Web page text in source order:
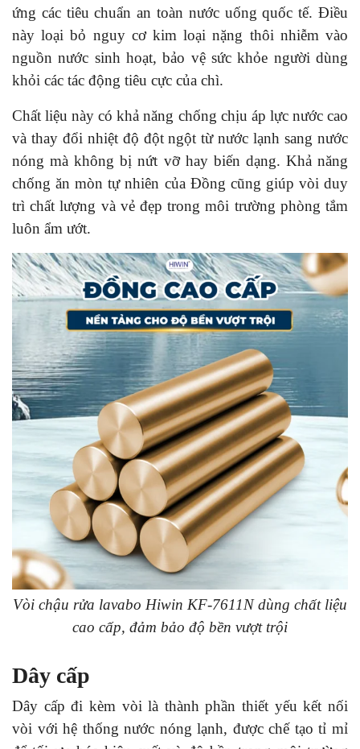
ứng các tiêu chuẩn an toàn nước uống quốc tế. Điều
này loại bỏ nguy cơ kim loại nặng thôi nhiễm vào
nguồn nước sinh hoạt, bảo vệ sức khỏe người dùng
khỏi các tác động tiêu cực của chì.
Chất liệu này có khả năng chống chịu áp lực nước cao
và thay đổi nhiệt độ đột ngột từ nước lạnh sang nước
nóng mà không bị nứt vỡ hay biến dạng. Khả năng
chống ăn mòn tự nhiên của Đồng cũng giúp vòi duy
trì chất lượng và vẻ đẹp trong môi trường phòng tắm
luôn ẩm ướt.
Vòi chậu rửa lavabo Hiwin KF-7611N dùng chất liệu
cao cấp, đảm bảo độ bền vượt trội
Dây cấp
Dây cấp đi kèm vòi là thành phần thiết yếu kết nối
vòi với hệ thống nước nóng lạnh, được chế tạo tỉ mỉ